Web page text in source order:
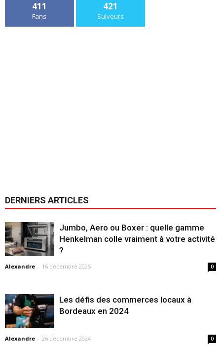
411
Fans
421
Suiveurs
DERNIERS ARTICLES
Jumbo, Aero ou Boxer : quelle gamme
Henkelman colle vraiment à votre activité
?
Alexandre - 16 décembre 2025 0
Les défis des commerces locaux à
Bordeaux en 2024
Alexandre - 26 décembre 2024 0